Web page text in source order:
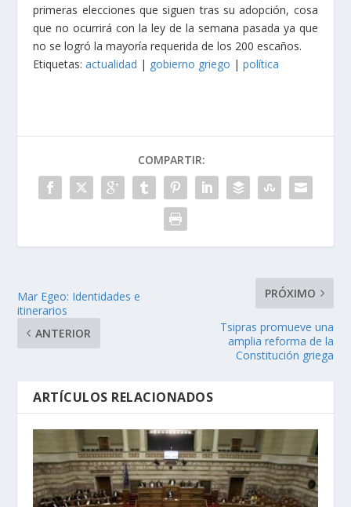
primeras elecciones que siguen tras su adopción, cosa
que no ocurrirá con la ley de la semana pasada ya que
no se logró la mayoría requerida de los 200 escaños.
Etiquetas:actualidad | gobierno griego |política
COMPARTIR:
Mar Egeo: Identidades e
itinerarios
ANTERIOR
PRÓXIMO
Tsipras promueve una
amplia reforma de la
Constitución griega
ARTÍCULOS RELACIONADOS